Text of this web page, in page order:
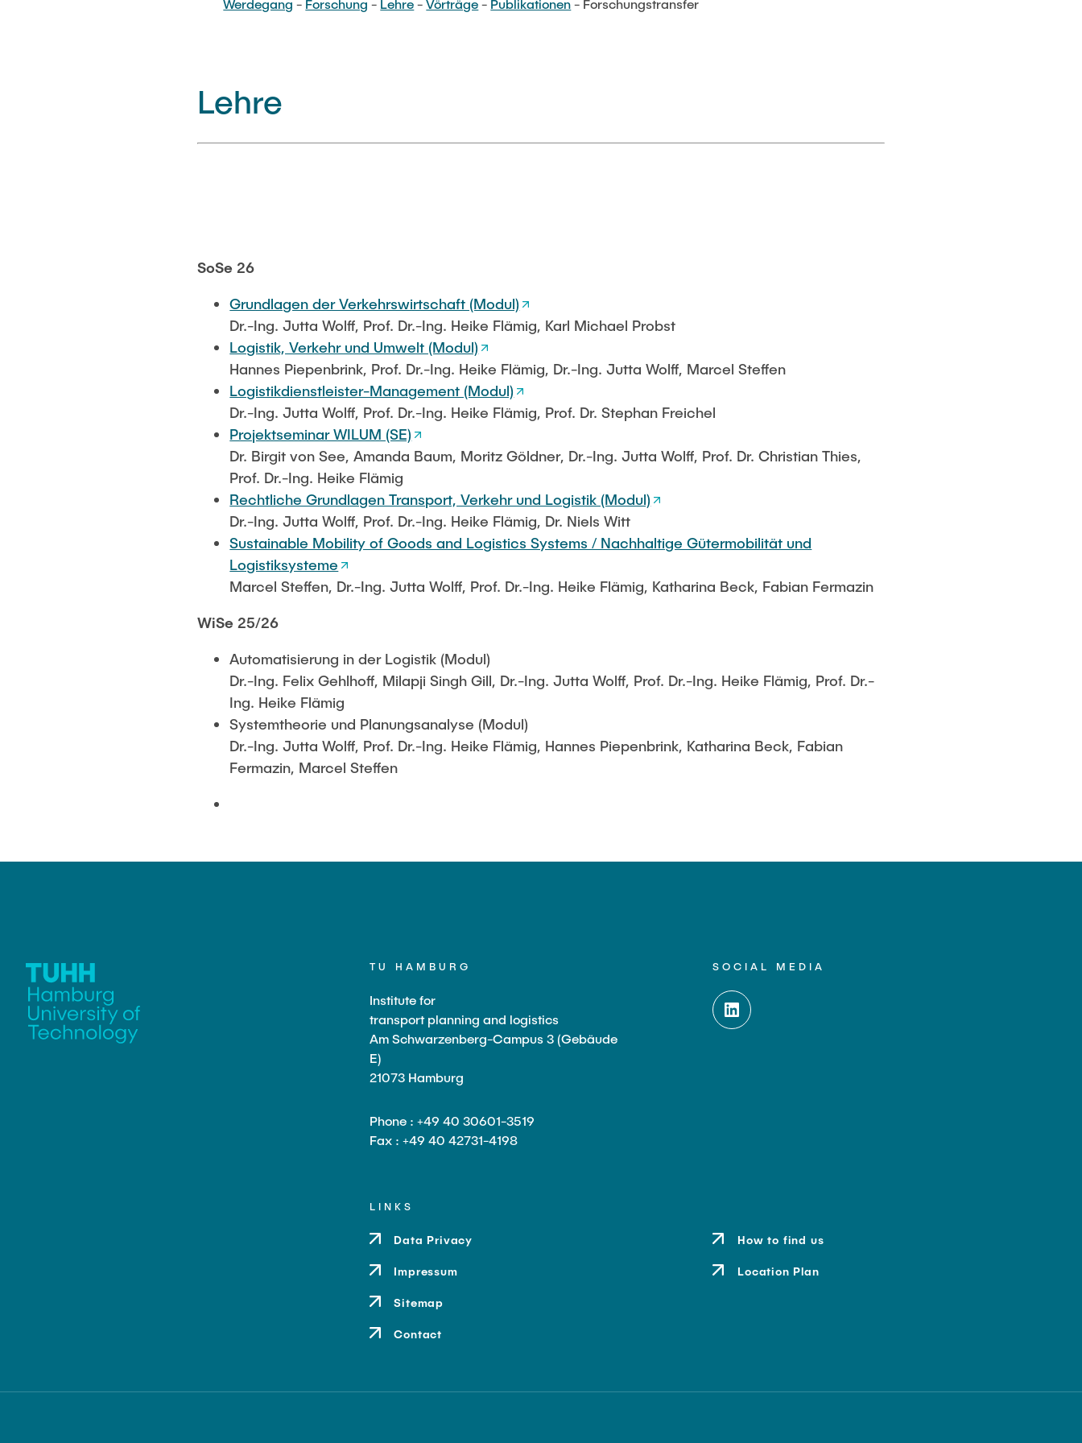
Werdegang - Forschung - Lehre -Vörträge - Publikationen - Forschungstransfer
Lehre
SoSe 26
Grundlagen der Verkehrswirtschaft (Modul)
Dr.-Ing. Jutta Wolff, Prof. Dr.-Ing. Heike Flämig, Karl Michael Probst
Logistik, Verkehr und Umwelt (Modul)
Hannes Piepenbrink, Prof. Dr.-Ing. Heike Flämig, Dr.-Ing. Jutta Wolff, Marcel Steffen
Logistikdienstleister-Management (Modul)
Dr.-Ing. Jutta Wolff, Prof. Dr.-Ing. Heike Flämig, Prof. Dr. Stephan Freichel
Projektseminar WILUM (SE)
Dr. Birgit von See, Amanda Baum, Moritz Göldner, Dr.-Ing. Jutta Wolff, Prof. Dr. Christian Thies,
Prof. Dr.-Ing. Heike Flämig
Rechtliche Grundlagen Transport, Verkehr und Logistik (Modul)
Dr.-Ing. Jutta Wolff, Prof. Dr.-Ing. Heike Flämig, Dr. Niels Witt
Sustainable Mobility of Goods and Logistics Systems / Nachhaltige Gütermobilität und
Logistiksysteme
Marcel Steffen, Dr.-Ing. Jutta Wolff, Prof. Dr.-Ing. Heike Flämig, Katharina Beck, Fabian Fermazin
WiSe 25/26
Automatisierung in der Logistik (Modul)
Dr.-Ing. Felix Gehlhoff, Milapji Singh Gill, Dr.-Ing. Jutta Wolff, Prof. Dr.-Ing. Heike Flämig, Prof. Dr.-
Ing. Heike Flämig
Systemtheorie und Planungsanalyse (Modul)
Dr.-Ing. Jutta Wolff, Prof. Dr.-Ing. Heike Flämig, Hannes Piepenbrink, Katharina Beck, Fabian
Fermazin, Marcel Steffen
TU HAMBURG
Institute for
transport planning and logistics
Am Schwarzenberg-Campus 3 (Gebäude
E)
21073 Hamburg
Phone : +49 40 30601-3519
Fax : +49 40 42731-4198
SOCIAL MEDIA
LINKS
Data Privacy
Impressum
Sitemap
Contact
How to find us
Location Plan